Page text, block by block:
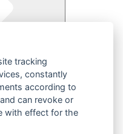
Sie zu, dass wir Ihre
tracking
constantly
according to
can revoke or
with effect for the